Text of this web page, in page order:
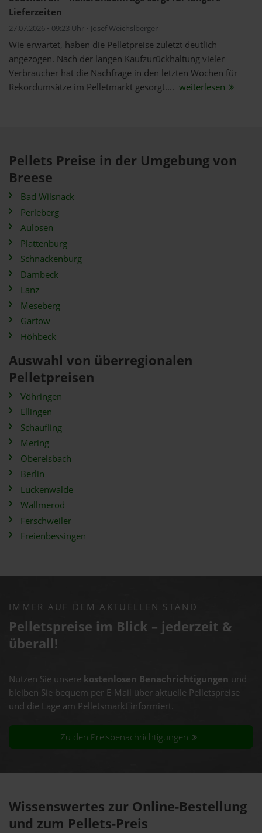
Lieferzeiten
27.07.2026 • 09:23 Uhr • Josef Weichslberger
Wie erwartet, haben die Pelletpreise zuletzt deutlich
angezogen. Nach der langen Kaufzurückhaltung vieler
Verbraucher hat die Nachfrage in den letzten Wochen für
Rekordumsätze im Pelletmarkt gesorgt.... weiterlesen
Pellets Preise in der Umgebung von
Breese
Bad Wilsnack
Perleberg
Aulosen
Plattenburg
Schnackenburg
Dambeck
Lanz
Meseberg
Gartow
Höhbeck
Auswahl von überregionalen
Pelletpreisen
Vöhringen
Ellingen
Schaufling
Mering
Oberelsbach
Berlin
Luckenwalde
Wallmerod
Ferschweiler
Freienbessingen
IMMER AUF DEM AKTUELLEN STAND
Pelletspreise im Blick – jederzeit &
überall!
Nutzen Sie unsere kostenlosen Benachrichtigungen und
bleiben Sie bequem per E-Mail über aktuelle Pelletspreise
und die Lage am Pelletsmarkt informiert.
Zu den Preisbenachrichtigungen
Wissenswertes zur Online-Bestellung
und zum Pellets-Preis